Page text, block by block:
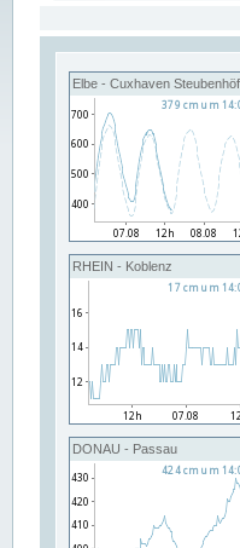
Elbe - Cuxhaven
RHEIN - Koblenz
DONAU - Passau